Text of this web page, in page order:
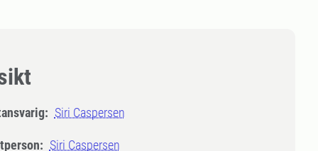
Siri Caspersen
Siri Caspersen